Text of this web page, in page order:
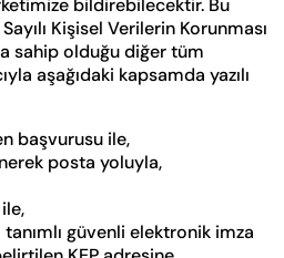
bildirebilecektir. Bu
Kişisel Verilerin Korunması
sahip olduğu diğer tüm
aşağıdaki kapsamda yazılı
başvurusu ile,
posta yoluyla,
güvenli elektronik imza